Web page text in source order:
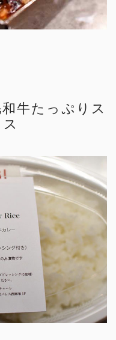
牛たっぷりス